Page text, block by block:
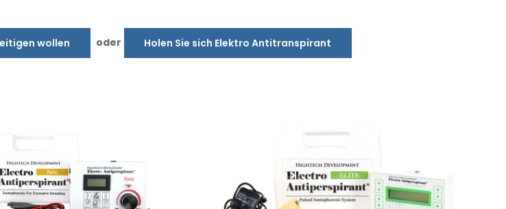
wollen oder Holen Sie sich Elektro Antitranspirant